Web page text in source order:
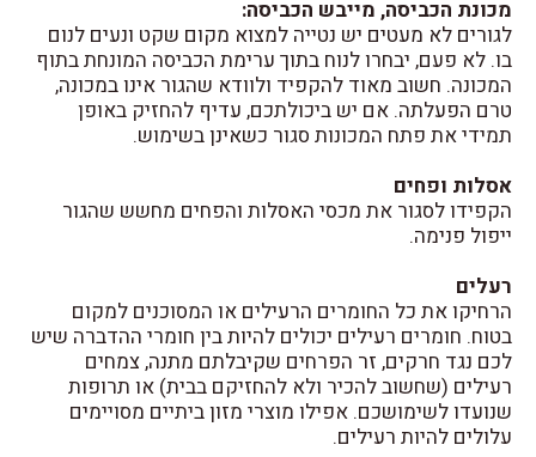
מכונת הכביסה, מייבש הכביסה:
לגורים לא מעטים יש נטייה למצוא מקום שקט ונעים לנום
בו. לא פעם, יבחרו לנוח בתוך ערימת הכביסה המונחת בתוף
המכונה. חשוב מאוד להקפיד ולוודא שהגור אינו במכונה,
טרם הפעלתה. אם יש ביכולתכם, עדיף להחזיק באופן
תמידי את פתח המכונות סגור כשאינן בשימוש.
אסלות ופחים
הקפידו לסגור את מכסי האסלות והפחים מחשש שהגור
ייפול פנימה.
רעלים
הרחיקו את כל החומרים הרעילים או המסוכנים למקום
בטוח. חומרים רעילים יכולים להיות בין חומרי ההדברה שיש
לכם נגד חרקים, זר הפרחים שקיבלתם מתנה, צמחים
רעילים (שחשוב להכיר ולא להחזיקם בבית) או תרופות
שנועדו לשימושכם. אפילו מוצרי מזון ביתיים מסויימים
עלולים להיות רעילים.